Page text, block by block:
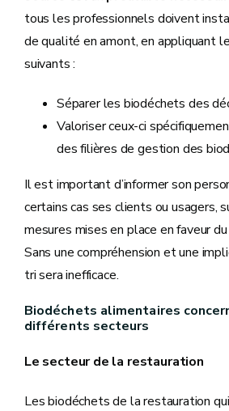
tous les professionnels doivent
de qualité en amont, en appliquant
suivants :
Séparer les biodéchets des
Valoriser ceux-ci
des filières de gestion des
Il est important d’informer son
certains cas ses clients ou usagers,
mesures mises en place en faveur
Sans une compréhension et une
tri sera inefficace.
Biodéchets alimentaires
différents secteurs
Le secteur de la restauration
Les biodéchets de la restauration